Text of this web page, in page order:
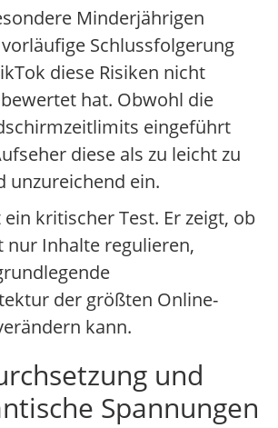
Minderjährigen
Schlussfolgerung
diese Risiken nicht
hat. Obwohl die
eingeführt
diese als zu leicht zu
unzureichend ein.
ein kritischer Test. Er zeigt, ob
nur Inhalte regulieren,
der größten Online-
kann.
und
Spannungen